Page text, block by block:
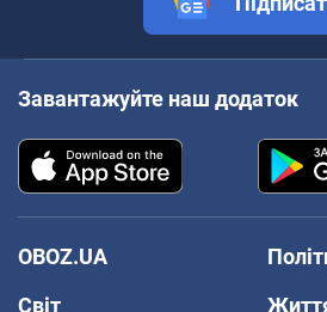
Завантажуйте наш додаток
OBOZ.UA
Світ